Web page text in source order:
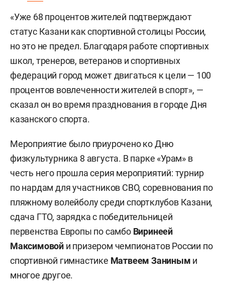
«Уже 68 процентов жителей подтверждают
статус Казани как спортивной столицы России,
но это не предел. Благодаря работе спортивных
школ, тренеров, ветеранов и спортивных
федераций город может двигаться к цели — 100
процентов вовлеченности жителей в спорт», —
сказал он во время празднования в городе Дня
казанского спорта.
Мероприятие было приурочено ко Дню
физкультурника 8 августа. В парке «Урам» в
честь него прошла серия мероприятий: турнир
по нардам для участников СВО, соревнования по
пляжному волейболу среди спортклубов Казани,
сдача ГТО, зарядка с победительницей
первенства Европы по самбо Виринеей
Максимовой и призером чемпионатов России по
спортивной гимнастике Матвеем Заниным и
многое другое.